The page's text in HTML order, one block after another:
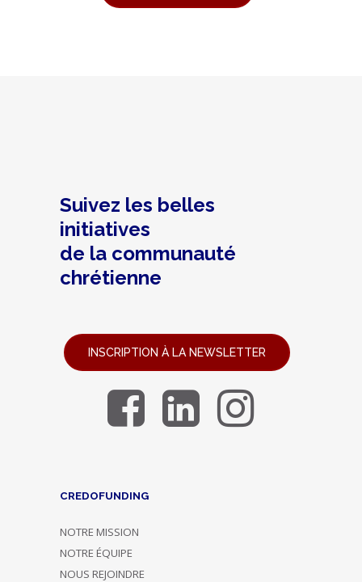
Suivez les belles
initiatives
de la communauté
chrétienne
INSCRIPTION À LA NEWSLETTER
CREDOFUNDING
NOTRE MISSION
NOTRE ÉQUIPE
NOUS REJOINDRE